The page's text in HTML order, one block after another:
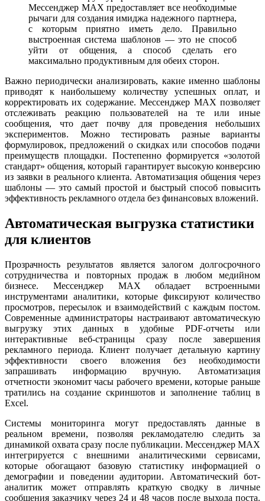
Мессенджер MAX предоставляет все необходимые
рычаги для создания имиджа надежного партнера,
с которым приятно иметь дело. Правильно
выстроенная система шаблонов — это не способ
уйти от общения, а способ сделать его
максимально продуктивным для обеих сторон.
Важно периодически анализировать, какие именно шаблоны
приводят к наибольшему количеству успешных оплат, и
корректировать их содержание. Мессенджер MAX позволяет
отслеживать реакцию пользователей на те или иные
сообщения, что дает почву для проведения небольших
экспериментов. Можно тестировать разные варианты
формулировок, предложений о скидках или способов подачи
преимуществ площадки. Постепенно формируется «золотой
стандарт» общения, который гарантирует высокую конверсию
из заявки в реального клиента. Автоматизация общения через
шаблоны — это самый простой и быстрый способ повысить
эффективность рекламного отдела без финансовых вложений.
Автоматическая выгрузка статистики
для клиентов
Прозрачность результатов является залогом долгосрочного
сотрудничества и повторных продаж в любом медийном
бизнесе. Мессенджер MAX обладает встроенными
инструментами аналитики, которые фиксируют количество
просмотров, пересылок и взаимодействий с каждым постом.
Современные администраторы настраивают автоматическую
выгрузку этих данных в удобные PDF-отчеты или
интерактивные веб-страницы сразу после завершения
рекламного периода. Клиент получает детальную картину
эффективности своего вложения без необходимости
запрашивать информацию вручную. Автоматизация
отчетности экономит часы рабочего времени, которые раньше
тратились на создание скриншотов и заполнение таблиц в
Excel.
Системы мониторинга могут предоставлять данные в
реальном времени, позволяя рекламодателю следить за
динамикой охвата сразу после публикации. Мессенджер MAX
интегрируется с внешними аналитическими сервисами,
которые обогащают базовую статистику информацией о
демографии и поведении аудитории. Автоматический бот-
аналитик может отправлять краткую сводку в личные
сообщения заказчику через 24 и 48 часов после выхода поста.